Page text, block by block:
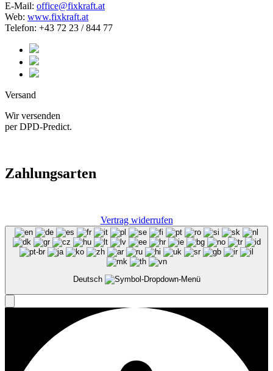
E-Mail: office@fixkraft.at
Web: www.fixkraft.at
Telefon: +43 72 23 / 844 77
Versand
Wir versenden
per DPD-Predict.
Zahlungsarten
Vertrag widerrufen
Deutsch